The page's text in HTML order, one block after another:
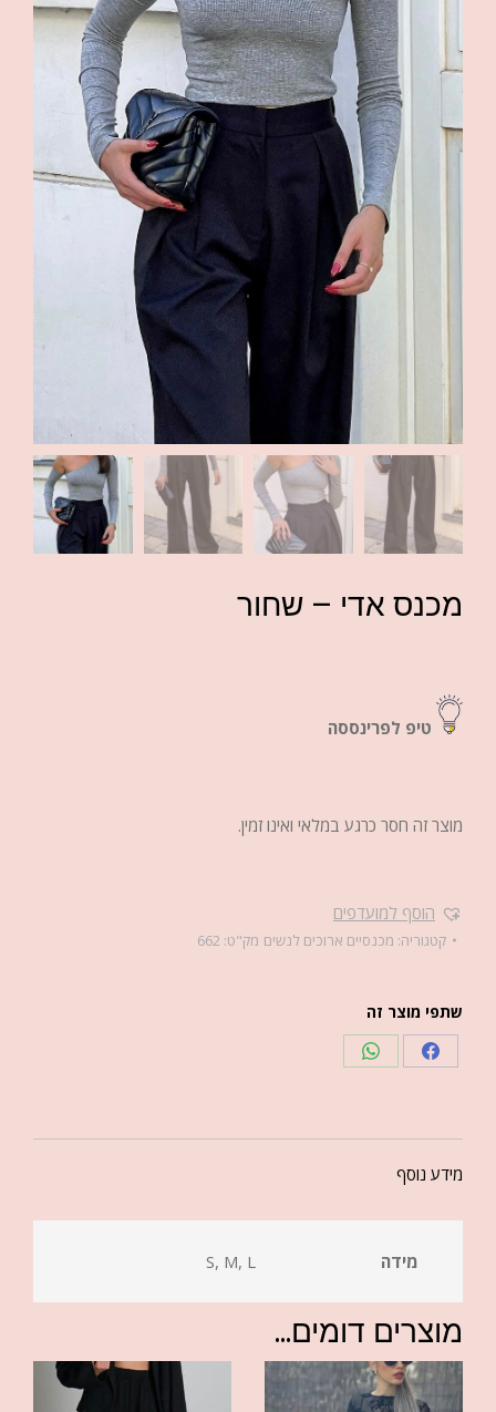
מכנס אדי – שחור
טיפ לפרינססה
מוצר זה חסר כרגע במלאי ואינו זמין.
הוסף למועדפים
קטגוריה: מכנסיים ארוכים לנשים מק"ט: 662
שתפי מוצר זה
מידע נוסף
מידה S, M, L
מוצרים דומים...